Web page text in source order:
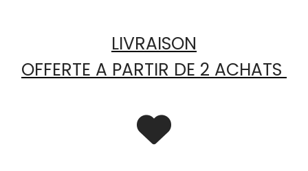
LIVRAISON
OFFERTE A PARTIR DE 2 ACHATS
